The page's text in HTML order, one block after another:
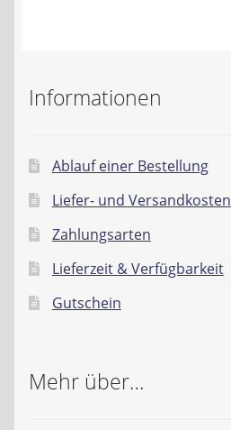
Widerrufsbelehrung
Datenschutzerklärung
Impressum
Informationen
Ablauf einer Bestellung
Liefer- und Versandkosten
Zahlungsarten
Lieferzeit & Verfügbarkeit
Gutschein
Mehr über…